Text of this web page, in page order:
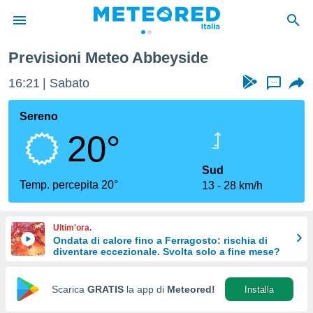
di
per
le
di
Web
Previsioni Meteo Abbeyside
16:21 Sabato ...
Sereno
20°
Temp. percepita 20°
Sud
13
28 km/h
Ultim'ora.
Ondata di calore fino a Ferragosto: rischia di
diventare eccezionale. Svolta solo a fine mese?
Scarica GRATIS la app di Meteored! Installa